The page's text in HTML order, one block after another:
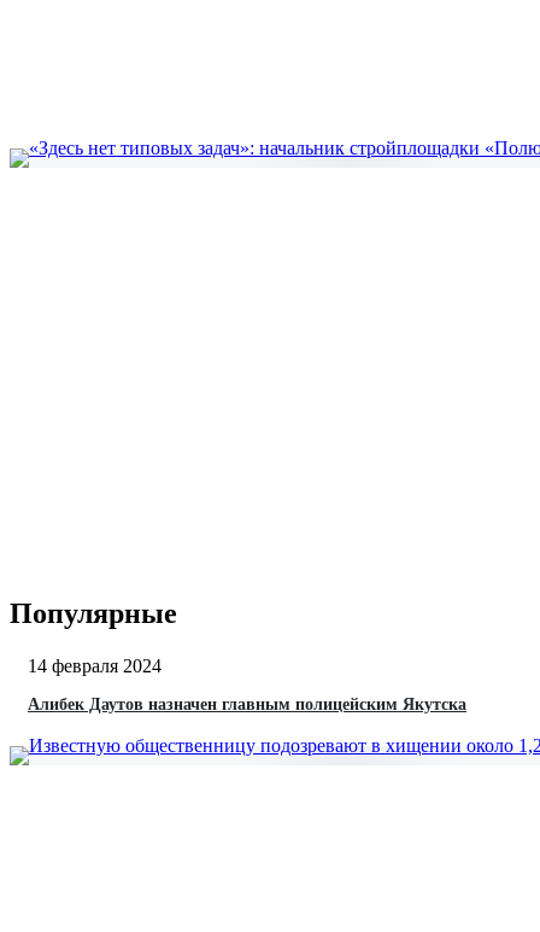
Популярные
14 февраля 2024
Алибек Даутов назначен главным полицейским Якутска